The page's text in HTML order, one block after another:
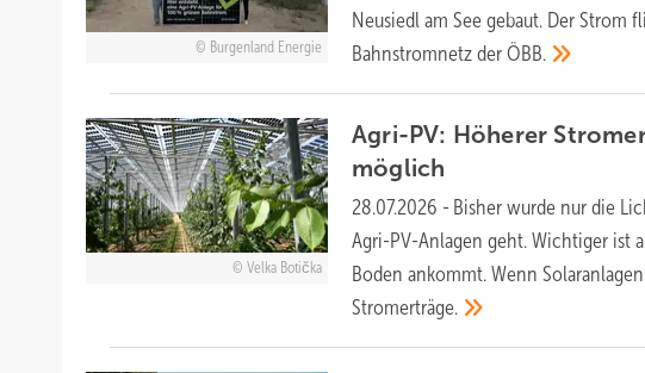
Burgenland Energie
Neusiedl am See gebaut. Der
Bahnstromnetz derÖBB.
Velka Botička
Agri-PV: Höherer
möglich
28.07.2026 - Bisher wurde nur die
Agri-PV-Anlagen geht. Wichtiger ist
Boden ankommt. Wenn
Stromerträge.